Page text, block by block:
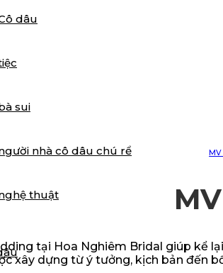
dâu
sui
nhà cô dâu chú rể
thuật
tại Hoa Nghiêm Bridal giúp kể
xây dựng từ ý tưởng, kịch bản đến